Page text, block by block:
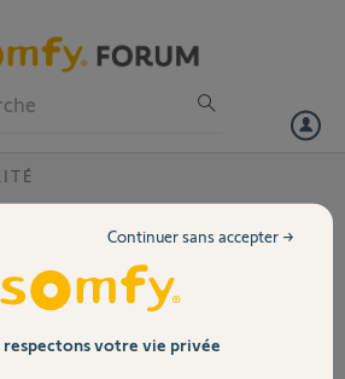
pour One+
détecteur de fumée au mur plutôt qu'au
?
respectons votre vie privée
Continuer sans accepter →